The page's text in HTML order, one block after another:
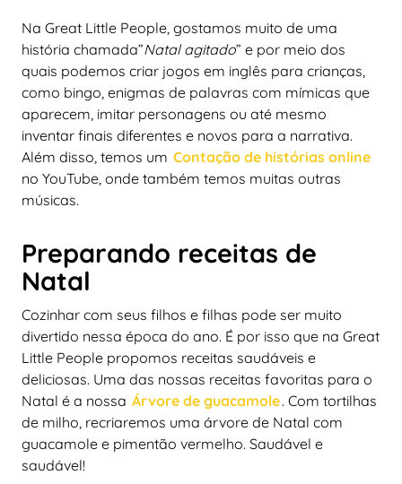
Na Great Little People, gostamos muito de uma
história chamada”Natal agitado” e por meio dos
quais podemos criar jogos em inglês para crianças,
como bingo, enigmas de palavras com mímicas que
aparecem, imitar personagens ou até mesmo
inventar finais diferentes e novos para a narrativa.
Além disso, temos um Contação de histórias online
no YouTube, onde também temos muitas outras
músicas.
Preparando receitas de
Natal
Cozinhar com seus filhos e filhas pode ser muito
divertido nessa época do ano. É por isso que na Great
Little People propomos receitas saudáveis e
deliciosas. Uma das nossas receitas favoritas para o
Natal é a nossa Árvore de guacamole. Com tortilhas
de milho, recriaremos uma árvore de Natal com
guacamole e pimentão vermelho. Saudável e
saudável!